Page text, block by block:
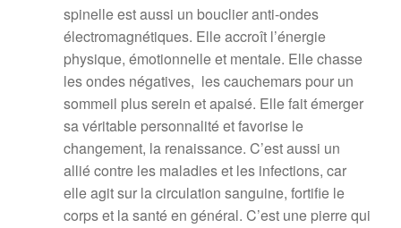
spinelle est aussi un bouclier anti-ondes
électromagnétiques. Elle accroît l’énergie
physique, émotionnelle et mentale. Elle chasse
les ondes négatives, les cauchemars pour un
sommeil plus serein et apaisé. Elle fait émerger
sa véritable personnalité et favorise le
changement, la renaissance. C’est aussi un
allié contre les maladies et les infections, car
elle agit sur la circulation sanguine, fortifie le
corps et la santé en général. C’est une pierre qui